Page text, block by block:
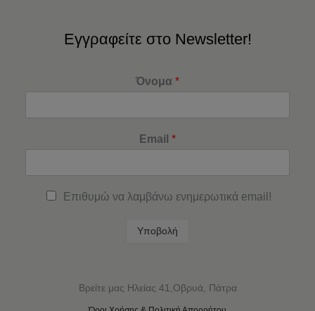
Εγγραφείτε στο Newsletter!
Όνομα *
Email *
Επιθυμώ να λαμβάνω ενημερωτικά email!
Υποβολή
Βρείτε μας Ηλείας 41,Οβρυά, Πάτρα